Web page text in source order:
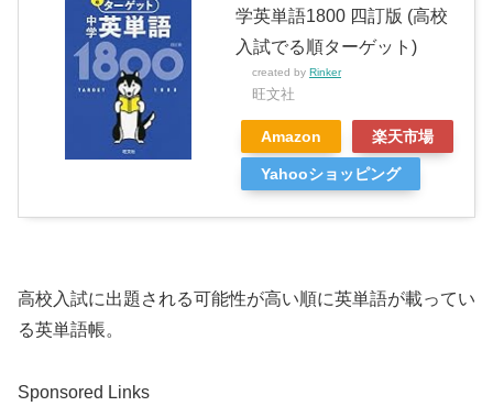
学英単語1800 四訂版 (高校
入試でる順ターゲット)
created by Rinker
旺文社
Amazon 楽天市場
Yahooショッピング
高校入試に出題される可能性が高い順に英単語が載ってい
る英単語帳。
Sponsored Links